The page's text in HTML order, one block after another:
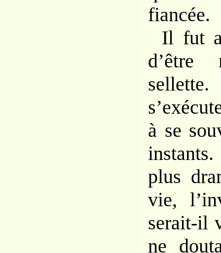
fiancée.
Il fut
à se
plus
vie,
serait-il
ne